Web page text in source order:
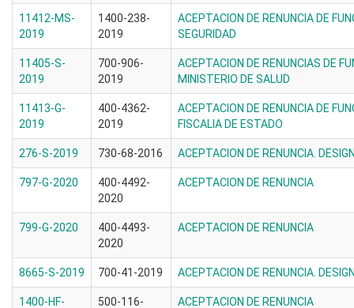
11412-MS-
2019
1400-238-
2019
ACEPTACION DE RENUNCIA DE
SEGURIDAD
11405-S-
2019
700-906-
2019
ACEPTACION DE RENUNCIAS DE
MINISTERIO DE SALUD
11413-G-
2019
400-4362-
2019
ACEPTACION DE RENUNCIA DE
FISCALIA DE ESTADO
276-S-2019 730-68-2016 ACEPTACION DE RENUNCIA.
797-G-2020
400-4492-
2020
ACEPTACION DE RENUNCIA
799-G-2020
400-4493-
2020
ACEPTACION DE RENUNCIA
8665-S-2019 700-41-2019 ACEPTACION DE RENUNCIA.
1400-HF- 500-116- ACEPTACION DE RENUNCIA